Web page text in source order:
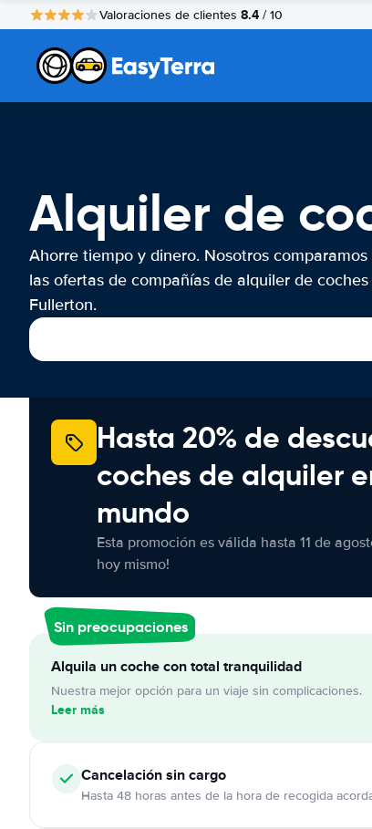
Valoraciones de clientes 8.4 / 10
Alquiler de
Ahorre tiempo y dinero. Nosotros
las ofertas de compañías de alquiler de coches
Fullerton.
Hasta 20% de
coches de alquiler
mundo
Esta promoción es válida hasta 11 de
hoy mismo!
Sin preocupaciones
Alquila un coche con total tranquilidad
Nuestra mejor opción para un viaje sin complicaciones.
Leer más
Cancelaciónsin cargo
Hasta 48 horas antes de la hora de recogida